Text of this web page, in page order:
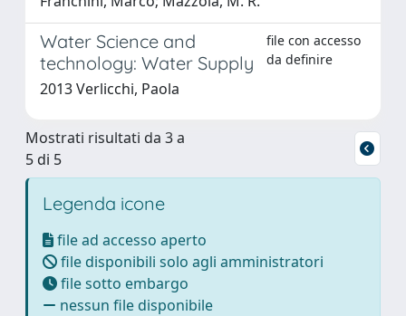
Water Science and
technology: Water Supply
file con accesso
da definire
2013 Verlicchi, Paola
Mostrati risultati da 3 a
5 di 5
Legenda icone
file ad accesso aperto
file disponibili solo agli amministratori
file sotto embargo
nessun file disponibile